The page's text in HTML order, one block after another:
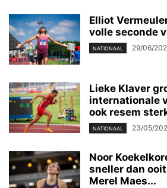
Elliot
volle seconde
NATIONAAL 29/06/
Lieke Klaver
internationale
ook resem
NATIONAAL 23/05/
Noor
sneller dan
Merel Maes...